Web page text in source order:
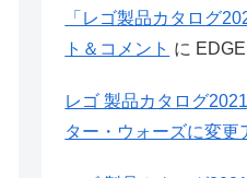
「レゴ製品カタログ
ト＆コメント に EDGE
レゴ 製品カタログ
ター・ウォーズに変更